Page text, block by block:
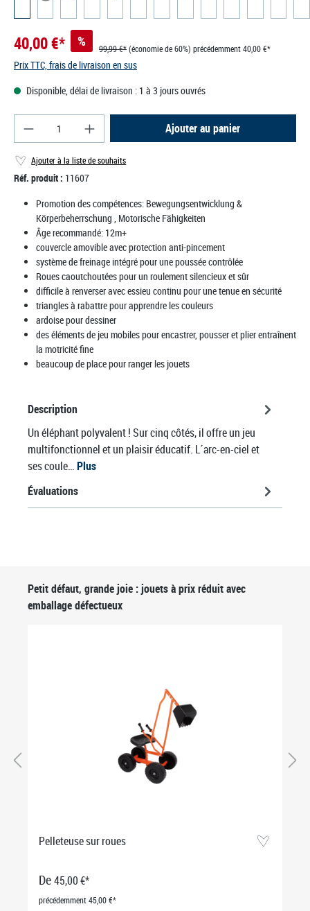
40,00 €* % 99,99 €*(économie de 60%) précédemment 40,00 €*
Prix TTC, frais de livraison en sus
Disponible, délai de livraison : 1 à 3 jours ouvrés
Quantité de produit : Entrez la quantité
Ajouter au panier
Ajouter à la liste de souhaits
Réf. produit : 11607
Promotion des compétences: Bewegungsentwicklung &
Körperbeherrschung , Motorische Fähigkeiten
Âge recommandé: 12m+
couvercle amovible avec protection anti-pincement
système de freinage intégré pour une poussée contrôlée
Roues caoutchoutées pour un roulement silencieux et sûr
difficile à renverser avec essieu continu pour une tenue en sécurité
triangles à rabattre pour apprendre les couleurs
ardoise pour dessiner
des éléments de jeu mobiles pour encastrer, pousser et plier entraînent
la motricité fine
beaucoup de place pour ranger les jouets
Description
Un éléphant polyvalent ! Sur cinq côtés, il offre un jeu
multifonctionnel et un plaisir éducatif. L´arc-en-ciel et
ses coule…Plus
Évaluations
Ignorer la galerie de produits
Petit défaut, grande joie : jouets à prix réduit avec
emballage défectueux
Pelleteuse sur roues
De45,00 €*
précédemment 45,00 €*